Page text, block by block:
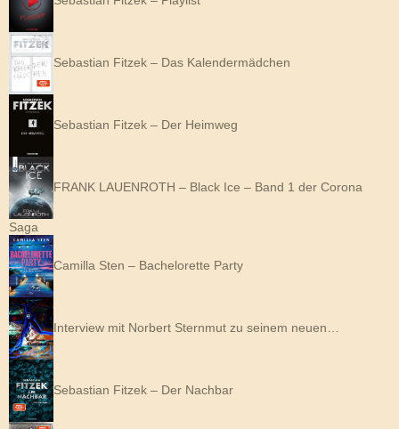
Sebastian Fitzek – Das Kalendermädchen
Sebastian Fitzek – Der Heimweg
FRANK LAUENROTH – Black Ice – Band 1 der Corona
Saga
Camilla Sten – Bachelorette Party
Interview mit Norbert Sternmut zu seinem neuen…
Sebastian Fitzek – Der Nachbar